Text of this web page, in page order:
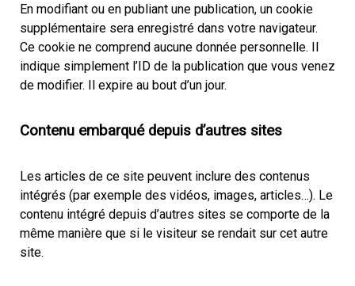
En modifiant ou en publiant une publication, un cookie
supplémentaire sera enregistré dans votre navigateur.
Ce cookie ne comprend aucune donnée personnelle. Il
indique simplement l’ID de la publication que vous venez
de modifier. Il expire au bout d’un jour.
Contenu embarqué depuis d’autres sites
Les articles de ce site peuvent inclure des contenus
intégrés (par exemple des vidéos, images, articles…). Le
contenu intégré depuis d’autres sites se comporte de la
même manière que si le visiteur se rendait sur cet autre
site.